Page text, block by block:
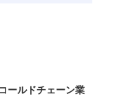
ールドチェーン業